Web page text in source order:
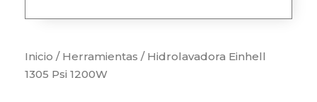
Inicio / Herramientas / Hidrolavadora Einhell
1305 Psi 1200W